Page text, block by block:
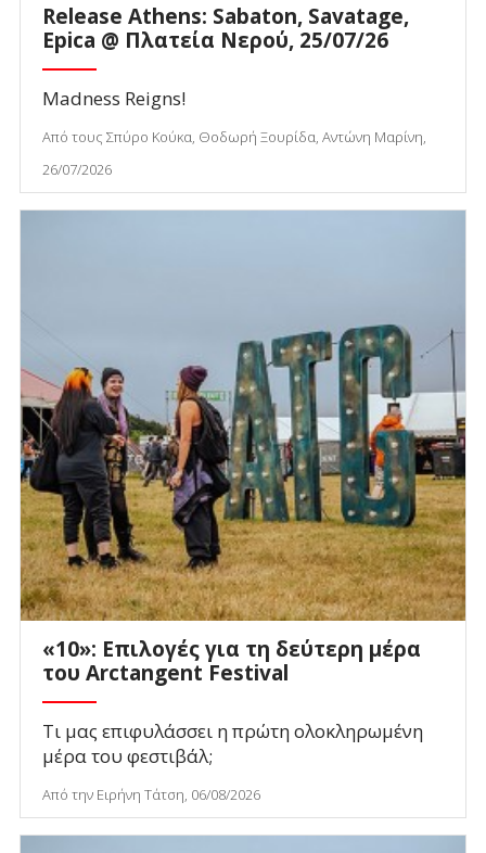
Release Athens: Sabaton, Savatage,
Epica @ Πλατεία Νερού, 25/07/26
Madness Reigns!
Από τους Σπύρο Κούκα, Θοδωρή Ξουρίδα, Αντώνη Μαρίνη,
26/07/2026
«10»: Επιλογές για τη δεύτερη μέρα
του Arctangent Festival
Τι μας επιφυλάσσει η πρώτη ολοκληρωμένη
μέρα του φεστιβάλ;
Από την Ειρήνη Τάτση, 06/08/2026